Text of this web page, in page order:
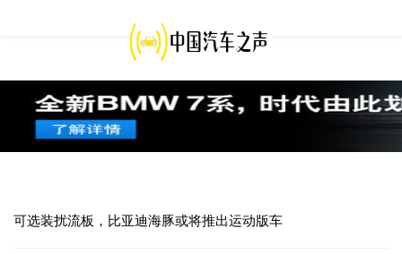
可选装扰流板，比亚迪海豚或将推出运动版车